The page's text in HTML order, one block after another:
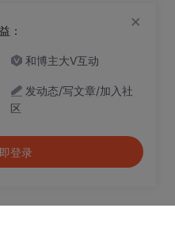
：
和博主大V互动
发动态/写文章/加入社
区
×
登录